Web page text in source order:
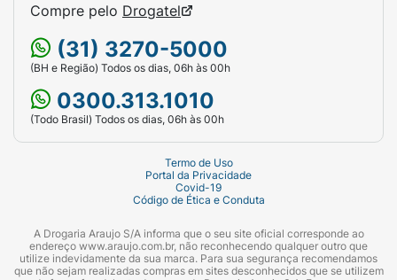
Compre pelo Drogatel
(31) 3270-5000
(BH e Região) Todos os dias, 06h às 00h
0300.313.1010
(Todo Brasil) Todos os dias, 06h às 00h
Termo de Uso
Portal da Privacidade
Covid-19
Código de Ética e Conduta
A Drogaria Araujo S/A informa que o seu site oficial corresponde ao
endereço www.araujo.com.br, não reconhecendo qualquer outro que
utilize indevidamente da sua marca. Para sua segurança recomendamos
que não sejam realizadas compras em sites desconhecidos que se utilizem